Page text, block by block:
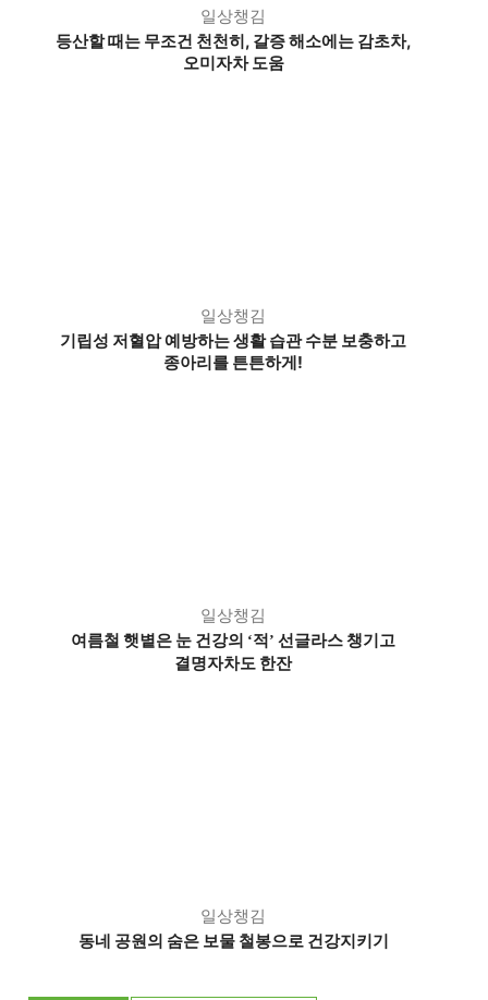
일상챙김
등산할 때는 무조건 천천히, 갈증 해소에는 감초차,
오미자차 도움
일상챙김
기립성 저혈압 예방하는 생활 습관 수분 보충하고
종아리를 튼튼하게!
일상챙김
여름철 햇볕은 눈 건강의 ‘적’ 선글라스 챙기고
결명자차도 한잔
일상챙김
동네 공원의 숨은 보물 철봉으로 건강지키기